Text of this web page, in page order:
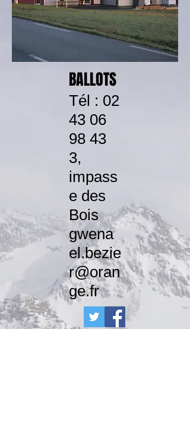
BALLOTS
Tél : 02
43 06
98 43
3,
impass
e des
Bois
gwena
el.bezie
r@oran
ge.fr